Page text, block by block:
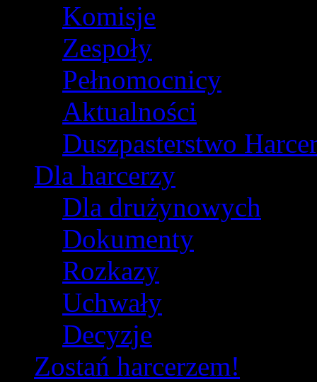
Komisje
Zespoły
Pełnomocnicy
Aktualności
Duszpasterstwo
Dla harcerzy
Dla drużynowych
Dokumenty
Rozkazy
Uchwały
Decyzje
Zostań harcerzem!